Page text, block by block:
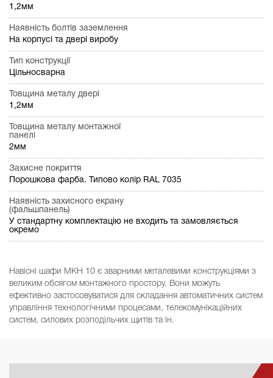
1,2мм
Наявність болтів заземлення
На корпусі та двері виробу
Тип конструкції
Цільносварна
Товщина металу двері
1,2мм
Товщина металу монтажної
панелі
2мм
Захисне покриття
Порошкова фарба. Типово колір RAL 7035
Наявність захисного екрану
(фальшпанель)
У стандартну комплектацію не входить та замовляється
окремо
Навісні шафи МКН 10 є зварними металевими конструкціями з
великим обсягом монтажного простору. Вони можуть
ефективно застосовуватися для складання автоматичних систем
управління технологічними процесами, телекомунікаційних
систем, силових розподільчих щитів та ін.